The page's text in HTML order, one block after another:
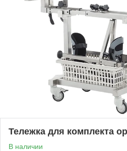
Тележка для комплекта
В наличии